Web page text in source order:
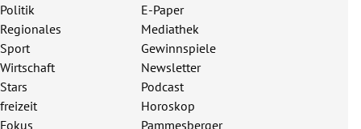
Politik
Regionales
Sport
Wirtschaft
Stars
freizeit
Fokus
E-Paper
Mediathek
Gewinnspiele
Newsletter
Podcast
Horoskop
Pammesberger